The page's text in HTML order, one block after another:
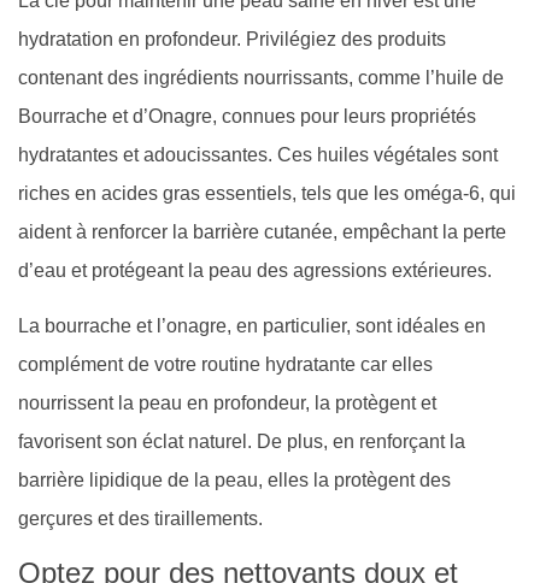
hydratation en profondeur. Privilégiez des produits
contenant des ingrédients nourrissants, comme l’huile de
Bourrache et d’Onagre, connues pour leurs propriétés
hydratantes et adoucissantes. Ces huiles végétales sont
riches en acides gras essentiels, tels que les oméga-6, qui
aident à renforcer la barrière cutanée, empêchant la perte
d’eau et protégeant la peau des agressions extérieures.
La bourrache et l’onagre, en particulier, sont idéales en
complément de votre routine hydratante car elles
nourrissent la peau en profondeur, la protègent et
favorisent son éclat naturel. De plus, en renforçant la
barrière lipidique de la peau, elles la protègent des
gerçures et des tiraillements.
Optez pour des nettoyants doux et